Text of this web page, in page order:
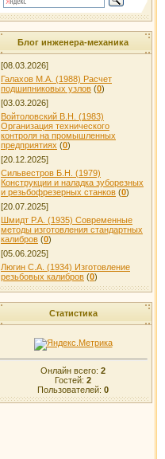
Блог инженера-механика
[08.03.2026]
Галахов М.А. (1988) Расчет
подшипниковых узлов (0)
[03.03.2026]
Войтоловский В.Н. (1983)
Организация технического
контроля на промышленных
предприятиях (0)
[20.12.2025]
Сильвестров Б.Н. (1979)
Конструкции и наладка зуборезных
и резьбофрезерных станков (0)
[20.07.2025]
Шмидт Р.А. (1935) Современные
методы изготовления стандартных
калибров (0)
[05.06.2025]
Люгин С.А. (1934) Изготовление
резьбовых калибров (0)
Статистика
Онлайн всего: 2
Гостей: 2
Пользователей: 0